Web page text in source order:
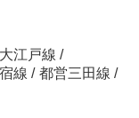
江戸線 /
線 / 都営三田線 /